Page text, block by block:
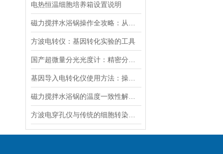
电热恒温细胞培养箱设置说明
方波电转仪：基因转化实验的工具​